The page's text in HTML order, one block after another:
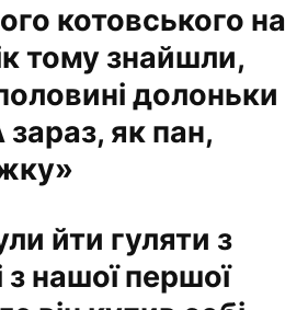
котовського на
тому знайшли,
долоньки
як пан,
йти гуляти з
з нашої першої